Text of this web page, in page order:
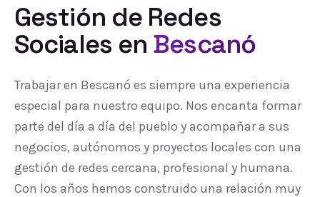
Gestión de Redes
Sociales en Bescanó
Trabajar en Bescanó es siempre una experiencia
especial para nuestro equipo. Nos encanta formar
parte del día a día del pueblo y acompañar a sus
negocios, autónomos y proyectos locales con una
gestión de redes cercana, profesional y humana.
Con los años hemos construido una relación muy